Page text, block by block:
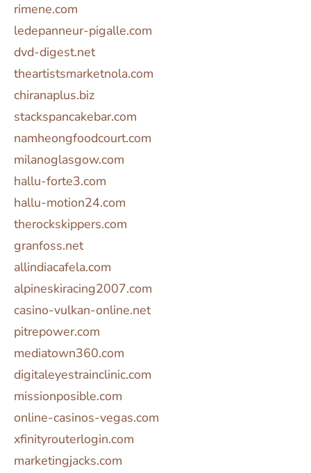
rimene.com
ledepanneur-pigalle.com
dvd-digest.net
theartistsmarketnola.com
chiranaplus.biz
stackspancakebar.com
namheongfoodcourt.com
milanoglasgow.com
hallu-forte3.com
hallu-motion24.com
therockskippers.com
granfoss.net
allindiacafela.com
alpineskiracing2007.com
casino-vulkan-online.net
pitrepower.com
mediatown360.com
digitaleyestrainclinic.com
missionposible.com
online-casinos-vegas.com
xfinityrouterlogin.com
marketingjacks.com